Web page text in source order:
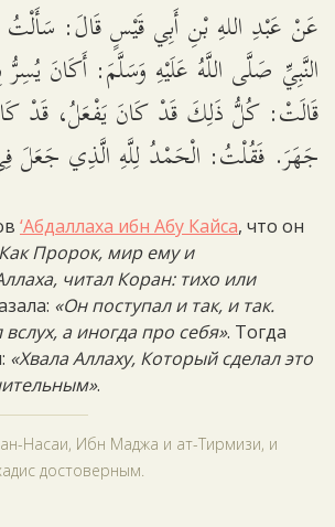
عَنْ عَبْدِ اللهِ بْنِ أَبِي قَيْسٍ قَالَ: سَأَلْتُ
النَّبِيِّ صَلَّى اللَّهُ عَلَيْهِ وَسَلَّمَ: أَكَانَ يُسِرُّ
قَالَتْ: كُلُّ ذَلِكَ قَدْ كَانَ يَفْعَلُ، قَدْ
جَهَرَ. فَقُلْتُ: الْحَمْدُ لِلَّهِ الَّذِي جَعَلَ
‘Абдаллаха ибн Абу Кайса, что он
Пророк, мир ему и
читал Коран: тихо или
«Он поступал и так, и так.
а иногда про себя». Тогда
«Хвала Аллаху, Который сделал это
.
Насаи, Ибн Маджа и ат-Тирмизи, и
достоверным.